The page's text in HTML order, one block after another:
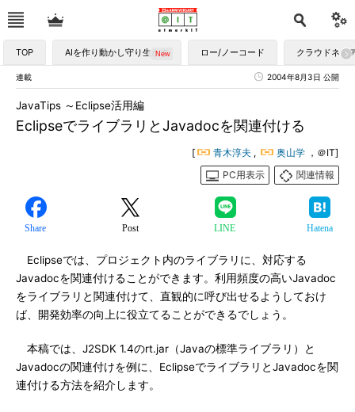
TOP AIを作り動かし守り生かす ロー/ノーコード クラウドネイ
連載 2004年8月3日 公開
EclipseでライブラリとJavadocを関連付ける
JavaTips ～Eclipse活用編
[ 青木淳夫 , 奥山学 ，＠IT]
PC用表示
関連情報
Share Post LINE Hatena
Eclipseでは、プロジェクト内のライブラリに、対応する
Javadocを関連付けることができます。利用頻度の高いJavadoc
をライブラリと関連付けて、直観的に呼び出せるようしておけ
ば、開発効率の向上に役立てることができるでしょう。
本稿では、J2SDK 1.4のrt.jar（Javaの標準ライブラリ）と
Javadocの関連付けを例に、EclipseでライブラリとJavadocを関
連付ける方法を紹介します。